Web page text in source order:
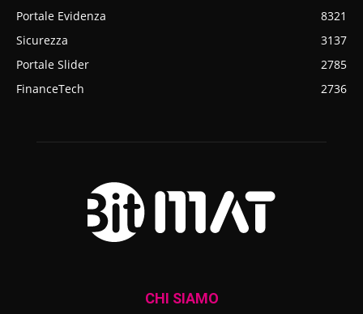
Portale Evidenza
8321
Sicurezza
3137
Portale Slider
2785
FinanceTech
2736
CHI SIAMO